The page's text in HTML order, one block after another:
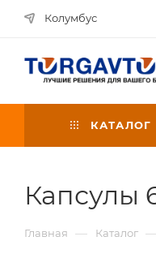
Колумбус
КАТАЛОГ
Капсулы
Главная — Каталог